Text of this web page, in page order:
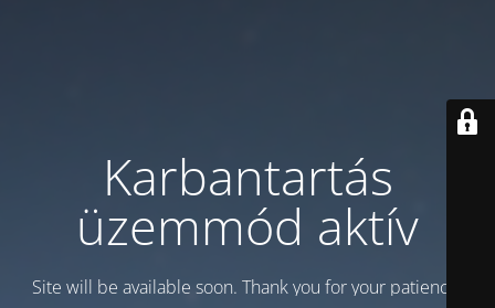
Karbantartás
üzemmód aktív
Site will be available soon. Thank you for your patience!